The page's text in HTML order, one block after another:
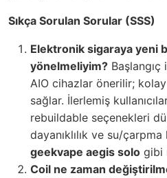
Sıkça Sorulan Sorular (SSS)
Elektronik sigaraya yeni
yönelmeliyim?
AIO cihazlar önerilir;
sağlar. İlerlemiş
rebuildable seçenekleri
dayanıklılık ve su/
geekvape aegis solo gibi
Coil ne zaman